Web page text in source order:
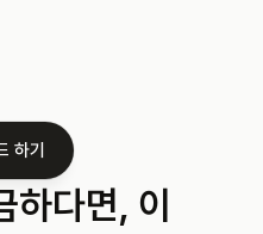
하다면, 이
하기